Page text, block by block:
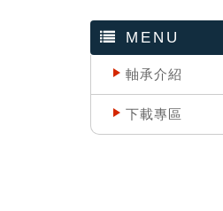
MENU
軸承介紹
下載專區